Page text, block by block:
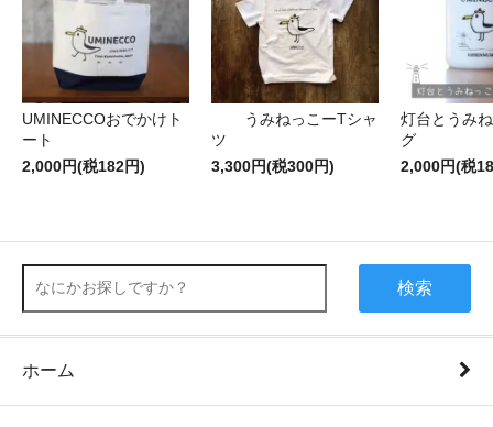
UMINECCOおでかけト
ート
2,000円(税182円)
うみねっこーTシャ
ツ
3,300円(税300円)
灯台とうみ
グ
2,000円(税
検索
ホーム